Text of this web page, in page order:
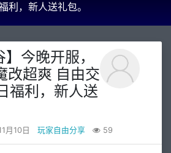
利，新人送礼包。
】今晚开服，
改超爽 自由交
福利，新人送
月10日 玩家自由分享 59